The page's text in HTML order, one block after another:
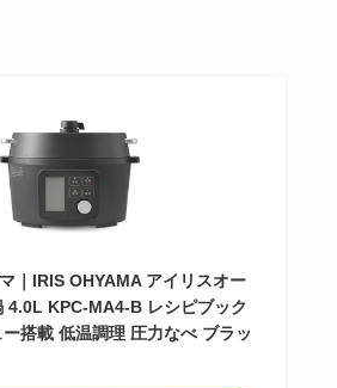
｜IRIS OHYAMA アイリスオー
4.0L KPC-MA4-B レシピブック
搭載 低温調理 圧力なべ ブラッ